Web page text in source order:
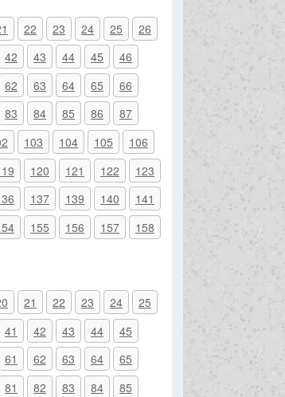
22 23 24 25
26
42 43 44 45
46
62 63 64 65
66
83 84 85 86
87
103 104 105
106
120 121 122
123
137 139 140
141
155 156 157 158
21 22 23 24
25
41 42 43 44
45
61 62 63 64
65
81 82 83 84
85